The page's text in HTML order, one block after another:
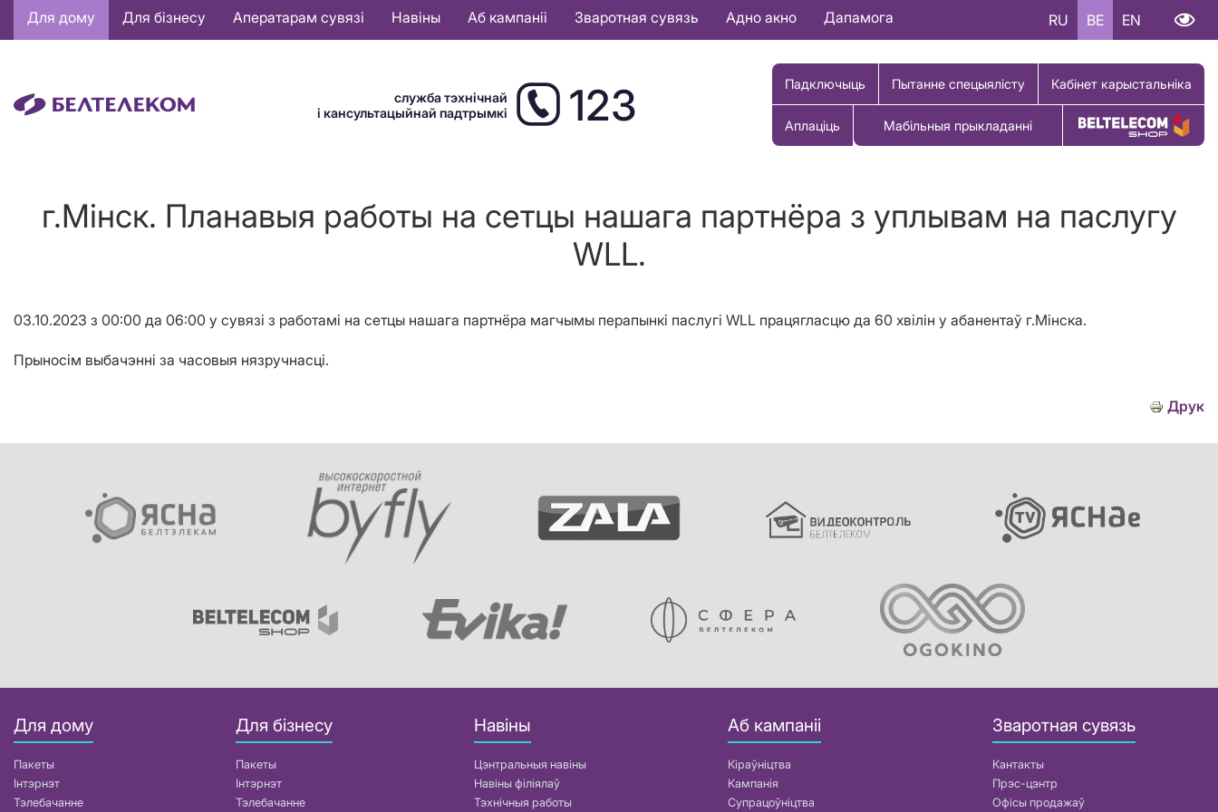
Основная
навигация
Для дому Для бізнесу Аператарам сувязі Навіны Аб кампаніі Зваротная сувязь Адно акно Дапамога RU BE EN
служба тэхнічнай
і кансультацыйнай падтрымкі
123 Падключыць Пытанне спецыялісту Кабінет карыстальніка
Аплаціць Мабільныя прыкладанні Купіць тавар
г.Мінск. Планавыя работы на сетцы нашага партнёра з уплывам на паслугу
WLL.
03.10.2023 з 00:00 да 06:00 у сувязі з работамi на сетцы нашага партнёра магчымы перапынкi паслугі WLL працягласцю да 60 хвілін у абанентаў г.Мінска.
Прыносім выбачэнні за часовыя нязручнасці.
Друк
Для дому
Пакеты
Інтэрнэт
Тэлебачанне
Для бізнесу
Пакеты
Інтэрнэт
Тэлебачанне
Навіны
Цэнтральныя навіны
Навіны філіялаў
Тэхнічныя работы
Аб кампаніі
Кіраўніцтва
Кампанія
Супрацоўніцтва
Зваротная сувязь
Кантакты
Прэс-цэнтр
Офісы продажаў